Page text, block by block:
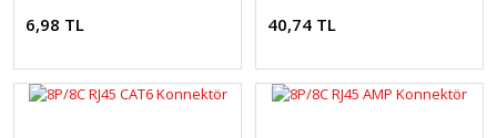
6,98 TL 40,74 TL